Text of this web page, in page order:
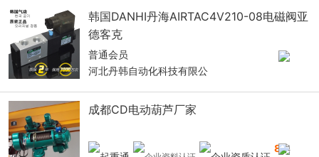
韩国DANHI丹海AIRTAC4V210-08电磁阀亚
德客克
普通会员
河北丹韩自动化科技有限公
成都CD电动葫芦厂家
8年